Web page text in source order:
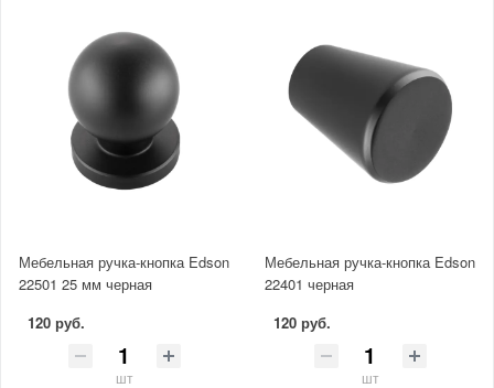
Мебельная ручка-кнопка Edson
22501 25 мм черная
120 руб.
шт
Мебельная ручка-кнопка Edson
22401 черная
120 руб.
шт